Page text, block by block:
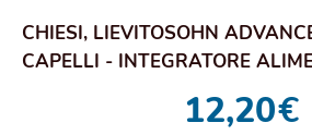
CHIESI, LIEVITOSOHN
CAPELLI - INTEGRATORE
12,20€